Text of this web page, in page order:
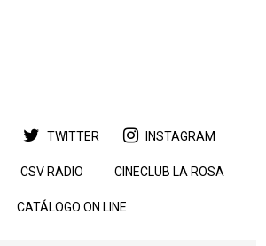
TWITTER INSTAGRAM
CSV RADIO CINECLUB LA ROSA
CATÁLOGO ON LINE